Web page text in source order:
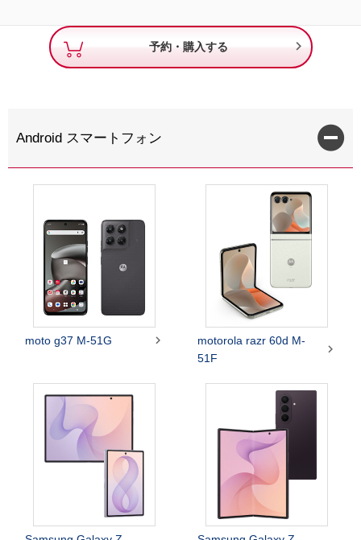
予約・購入する 
Android スマートフォン
moto g37 M-51G 
motorola razr 60d M-
51F
